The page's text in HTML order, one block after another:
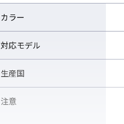
カラー
対応モデル
生産国
注意